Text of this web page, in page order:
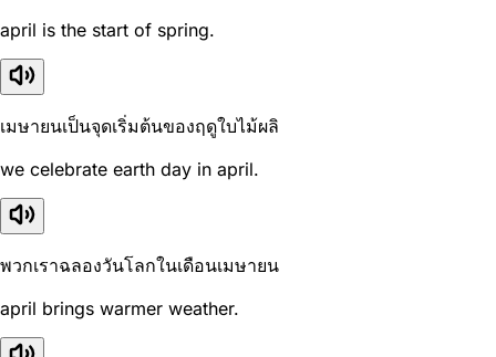
april is the start of spring.
เมษายนเป็นจุดเริ่มต้นของฤดูใบไม้ผลิ
we celebrate earth day in april.
พวกเราฉลองวันโลกในเดือนเมษายน
april brings warmer weather.